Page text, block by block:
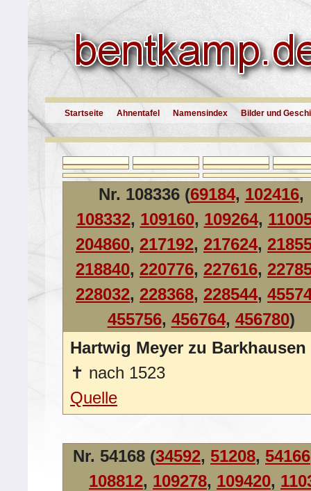
Startseite Ahnentafel Namensindex Bilder und
Nr. 108336 (69184, 102416,
108332, 109160, 109264,
204860, 217192, 217624,
218840, 220776, 227616,
228032, 228368, 228544,
455756, 456764, 456780)
Hartwig Meyer zu Barkhausen
✝ nach 1523
Quelle
Nr. 54168 (34592, 51208, 54166
108812, 109278, 109420,